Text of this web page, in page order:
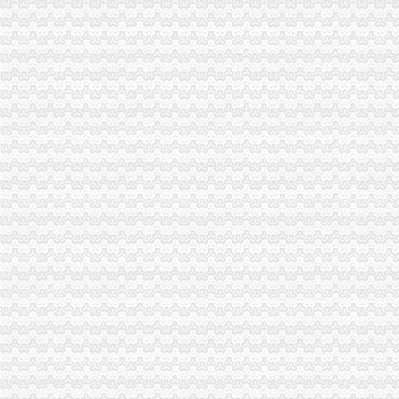
苏州代办进出口,苏州进出口公司办理流程_搜狐财经_搜狐网
代办香港公司英国进出口公司注册提供肥料全套手续-运城58同城
代办ATA单证册深圳进出口报关公司_云同盟
长宁代办进出口经营权补办执照代办社保注册公司整帐-上海58同城
德宏上源电力进出口有限责任公司出口退税咨询、代办出口退税项目公
东莞公司注册,代理记账,代办进出口经营权-东莞58同城
代办公司注册、代理记账、进出口许可证、商标注册-福州58同城
德注册进出口贸易公司（外贸公司）代办,德工商注册代办【今日
常州市好的代办进出口权公司-咨询培训-人民铁道网